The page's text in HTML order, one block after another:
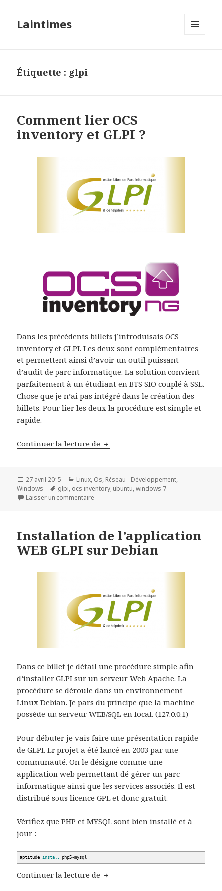
Laintimes
Étiquette : glpi
Comment lier OCS
inventory et GLPI ?
Dans les précédents billets j’introduisais OCS
inventory et GLPI. Les deux sont complémentaires
et permettent ainsi d’avoir un outil puissant
d’audit de parc informatique. La solution convient
parfaitement à un étudiant en BTS SIO couplé à SSL.
Chose que je n’ai pas intégré dans le création des
billets. Pour lier les deux la procédure est simple et
rapide.
Continuer la lecture de Comment lier OCS inventory et
Publié
le
27 avril 2015 Catégories
Linux, Os, Réseau - Développement,
Windows
Mots-
clés
glpi, ocs inventory, ubuntu,windows 7
Laisser un commentaire
Installation de l’application
WEB GLPI sur Debian
Dans ce billet je détail une procédure simple afin
d’installer GLPI sur un serveur Web Apache. La
procédure se déroule dans un environnement
Linux Debian. Je pars du principe que la machine
possède un serveur WEB/SQL en local. (127.0.0.1)
Pour débuter je vais faire une présentation rapide
de GLPI. Lr projet a été lancé en 2003 par une
communauté. On le désigne comme une
application web permettant dé gérer un parc
informatique ainsi que les services associés. Il est
distribué sous licence GPL et donc gratuit.
Vérifiez que PHP et MYSQL sont bien installé et à
jour :
aptitude install php5-mysql
Continuer la lecture de Installation de l’application